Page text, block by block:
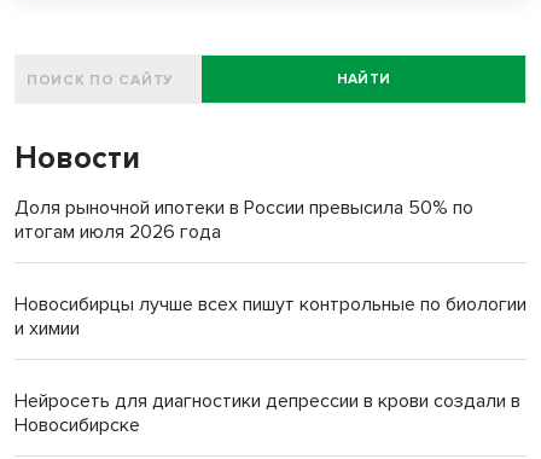
НАЙТИ
Новости
Доля рыночной ипотеки в России превысила 50% по
итогам июля 2026 года
Новосибирцы лучше всех пишут контрольные по биологии
и химии
Нейросеть для диагностики депрессии в крови создали в
Новосибирске